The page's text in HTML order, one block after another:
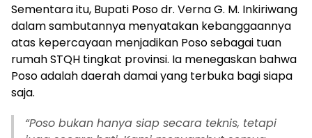
Sementara itu, Bupati Poso dr. Verna G. M. Inkiriwang
dalam sambutannya menyatakan kebanggaannya
atas kepercayaan menjadikan Poso sebagai tuan
rumah STQH tingkat provinsi. Ia menegaskan bahwa
Poso adalah daerah damai yang terbuka bagi siapa
saja.
“Poso bukan hanya siap secara teknis, tetapi